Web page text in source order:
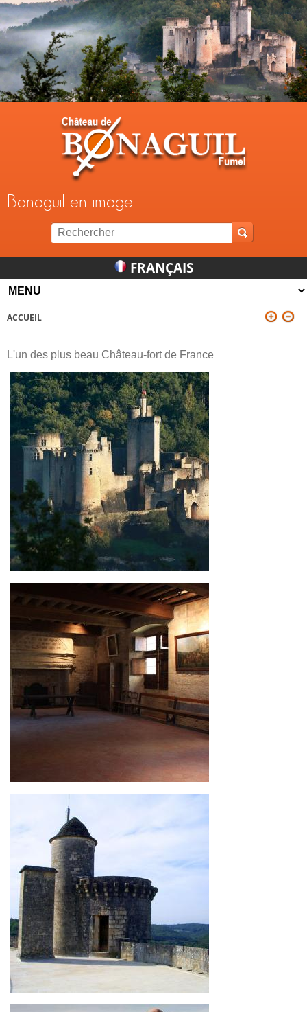
Jump to navigation
Bonaguil en image
FRANÇAIS
ACCUEIL
L'un des plus beau Château-fort de France